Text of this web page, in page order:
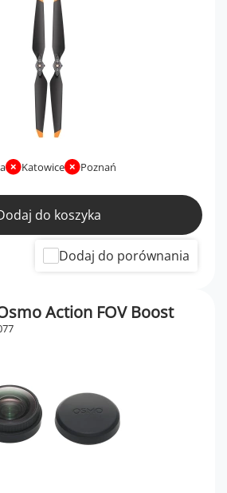
Katowice Poznań
do koszyka
Dodaj do porównania
Action FOV Boost